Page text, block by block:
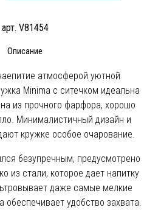
арт. V81454
Описание
атмосферой уютной
Minima с ситечком идеальна
из прочного фарфора, хорошо
Минималистичный дизайн и
кружке особое очарование.
безупречным, предусмотрено
из стали, которое дает напитку
даже самые мелкие
обеспечивает удобство захвата.